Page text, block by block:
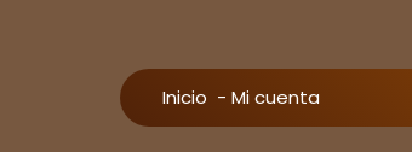
Inicio - Mi cuenta